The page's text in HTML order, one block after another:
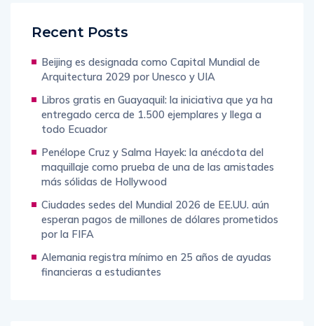
Recent Posts
Beijing es designada como Capital Mundial de
Arquitectura 2029 por Unesco y UIA
Libros gratis en Guayaquil: la iniciativa que ya ha
entregado cerca de 1.500 ejemplares y llega a
todo Ecuador
Penélope Cruz y Salma Hayek: la anécdota del
maquillaje como prueba de una de las amistades
más sólidas de Hollywood
Ciudades sedes del Mundial 2026 de EE.UU. aún
esperan pagos de millones de dólares prometidos
por la FIFA
Alemania registra mínimo en 25 años de ayudas
financieras a estudiantes